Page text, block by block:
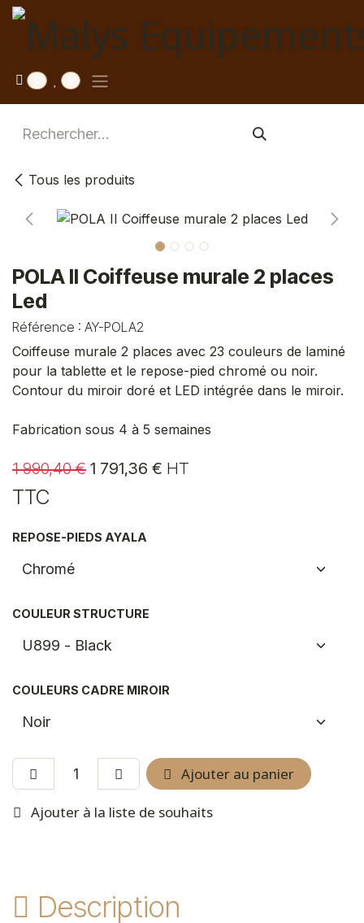
Se rendre au contenu
Tous les produits
POLA II Coiffeuse murale 2 places
Led
Référence : AY-POLA2
Coiffeuse murale 2 places avec 23 couleurs de laminé
pour la tablette et le repose-pied chromé ou noir.
Contour du miroir doré et LED intégrée dans le miroir.
Fabrication sous 4 à 5 semaines
1 990,40€ 1 791,36 € HT
TTC
REPOSE-PIEDS AYALA
COULEUR STRUCTURE
COULEURS CADRE MIROIR
Ajouter au panier
Ajouter à la liste de souhaits
Description